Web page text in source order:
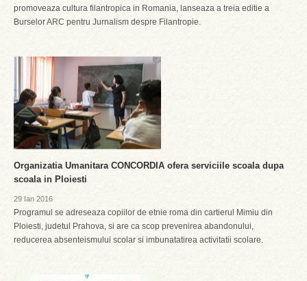
promoveaza cultura filantropica in Romania, lanseaza a treia editie a
Burselor ARC pentru Jurnalism despre Filantropie.
Organizatia Umanitara CONCORDIA ofera serviciile scoala dupa
scoala in Ploiesti
29 Ian 2016
Programul se adreseaza copiilor de etnie roma din cartierul Mimiu din
Ploiesti, judetul Prahova, si are ca scop prevenirea abandonului,
reducerea absenteismului scolar si imbunatatirea activitatii scolare.